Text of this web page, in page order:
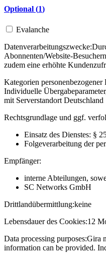
Optional (1)
Evalanche
Datenverarbeitungszwecke:
Abonnenten/Website-
zudem eine erhöhte
Kategorien personenbezogener
Individuelle
mit Serverstandort Deutschland
Rechtsgrundlage und ggf.
Einsatz des Dienstes: §
Folgeverarbeitung der
Empfänger:
interne Abteilungen,
SC Networks GmbH
Drittlandübermittlung:keine
Lebensdauer des Cookies:12
Data processing purposes:Gira
information can be provided.